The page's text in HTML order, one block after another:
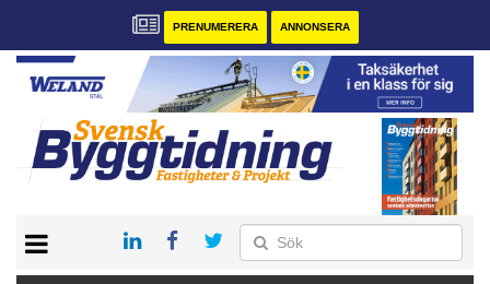
PRENUMERERA ANNONSERA